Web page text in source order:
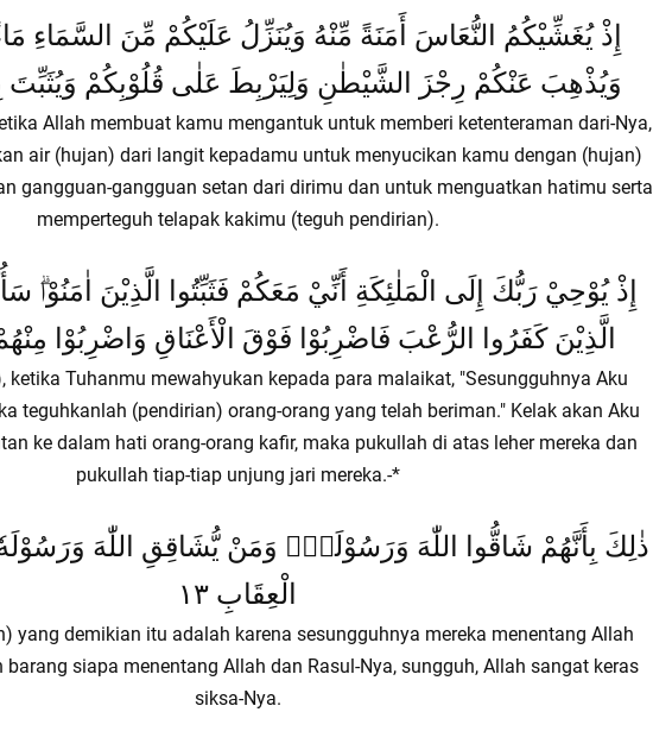
إِذْ يُغَشِّيْكُمُ النُّعَاسَ أَمَنَةً مِّنْهُ وَيُنَزِّلُ عَلَيْكُمْ مِّنَ السَّمَاءِ
وَيُذْهِبَ عَنْكُمْ رِجْزَ الشَّيْطٰنِ وَلِيَرْبِطَ عَلٰى قُلُوْبِكُمْ وَيُثَبِّتَ بِهِ
Allah membuat kamu mengantuk untuk memberi ketenteraman dari-Nya,
air (hujan) dari langit kepadamu untuk menyucikan kamu dengan (hujan)
gangguan-gangguan setan dari dirimu dan untuk menguatkan hatimu serta
memperteguh telapak kakimu (teguh pendirian).
إِذْ يُوْحِيْ رَبُّكَ إِلَى الْمَلٰئِكَةِ أَنِّيْ مَعَكُمْ فَثَبِّتُوا الَّذِيْنَ
الَّذِيْنَ كَفَرُوا الرُّعْبَ فَاضْرِبُوْا فَوْقَ الْأَعْنَاقِ وَاضْرِبُوْا مِنْهُمْ
ketika Tuhanmu mewahyukan kepada para malaikat, "Sesungguhnya Aku
teguhkanlah (pendirian) orang-orang yang telah beriman." Kelak akan Aku
ke dalam hati orang-orang kafir, maka pukullah di atas leher mereka dan
pukullah tiap-tiap unjung jari mereka.-*
ذٰلِكَ بِأَنَّهُمْ شَاقُّوا اللّٰهَ وَرَسُوْلَهٗۚ وَمَنْ يُّشَاقِقِ اللّٰهَ
الْعِقَابِ ١٣
yang demikian itu adalah karena sesungguhnya mereka menentang Allah
barang siapa menentang Allah dan Rasul-Nya, sungguh, Allah sangat keras
siksa-Nya.